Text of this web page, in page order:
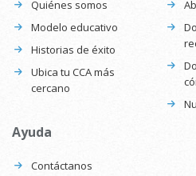
Quiénes somos
Modelo educativo
Historias de éxito
Ubica tu CCA más
cercano
Ayuda
Contáctanos